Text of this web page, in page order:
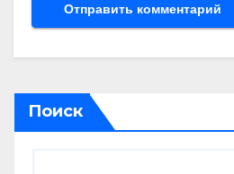
Поиск